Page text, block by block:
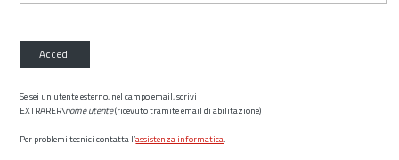
Accedi
Se sei un utente esterno, nel campo email, scrivi
EXTRARER\nome utente(ricevuto tramite email di abilitazione)
Per problemi tecnici contatta l’assistenza informatica.